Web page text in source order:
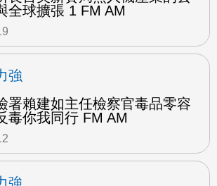
全球擴張 1 FM AM
強
署賴建如主任檢察官毒品零容
毒你我同行 FM AM
強